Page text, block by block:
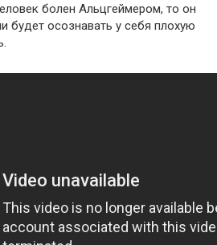
болен Альцгеймером, то он
будет осознавать у себя плохую